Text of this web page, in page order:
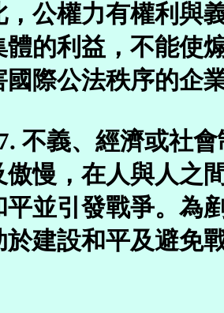
，公權力有權利與
體的利益，不能使
國際公法秩序的企
不義、經濟或社
傲慢，在人與人之
平並引發戰爭。為
於建設和平及避免